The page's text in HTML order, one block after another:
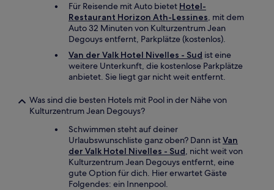
Für Reisende mit Auto bietet Hotel-
Restaurant Horizon Ath-Lessines, mit dem
Auto 32 Minuten von Kulturzentrum Jean
Degouys entfernt, Parkplätze (kostenlos).
Van der Valk Hotel Nivelles - Sud ist eine
weitere Unterkunft, die kostenlose Parkplätze
anbietet. Sie liegt gar nicht weit entfernt.
Was sind die besten Hotels mit Pool in der Nähe von
Kulturzentrum Jean Degouys?
Schwimmen steht auf deiner
Urlaubswunschliste ganz oben? Dann istVan
der Valk Hotel Nivelles - Sud, nicht weit von
Kulturzentrum Jean Degouys entfernt, eine
gute Option für dich. Hier erwartet Gäste
Folgendes: ein Innenpool.